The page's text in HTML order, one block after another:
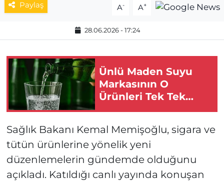
Paylaş A- A+
28.06.2026 - 17:24
Ünlü Maden Suyu
Markasının O
Ürünleri Tek Tek
Toplatılıyor!
Sağlık Bakanı Kemal Memişoğlu, sigara ve
tütün ürünlerine yönelik yeni
düzenlemelerin gündemde olduğunu
açıkladı. Katıldığı canlı yayında konuşan